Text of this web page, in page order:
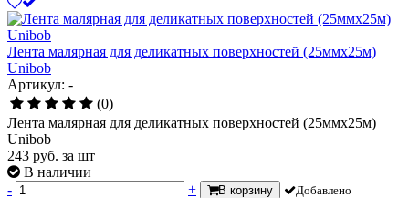
Лента малярная для деликатных поверхностей (25ммх25м)
Unibob
Артикул: -
(0)
Лента малярная для деликатных поверхностей (25ммх25м)
Unibob
243 руб. за шт
В наличии
-
+ В корзину Добавлено